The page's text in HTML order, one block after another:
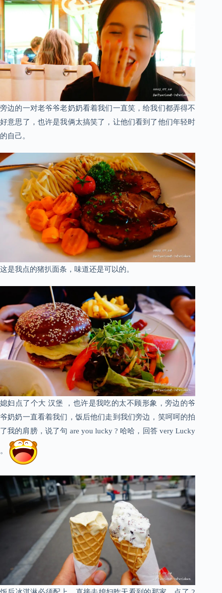
旁边的一对老爷爷老奶奶看着我们一直笑，给我们都弄得不
好意思了，也许是我俩太搞笑了，让他们看到了他们年轻时
的自己。
这是我点的猪扒面条，味道还是可以的。
媳妇点了个大 汉堡 ，也许是我吃的太不顾形象，旁边的爷
爷奶奶一直看着我们，饭后他们走到我们旁边，笑呵呵的拍
了我的肩膀，说了句 are you lucky ? 哈哈，回答 very Lucky
。